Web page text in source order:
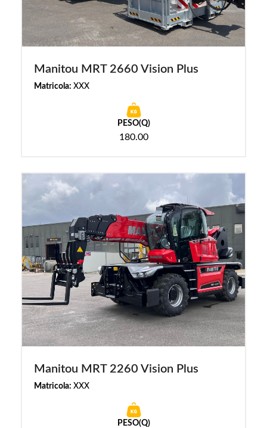
Manitou MRT 2660 Vision Plus
Matricola: XXX
PESO(Q)
180.00
Manitou MRT 2260 Vision Plus
Matricola: XXX
PESO(Q)